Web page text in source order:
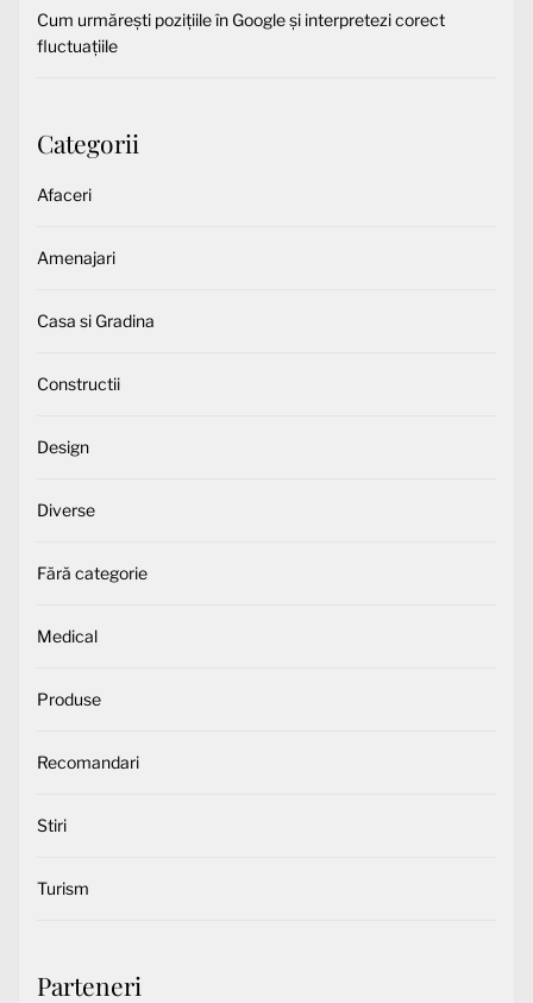
Cum urmărești pozițiile în Google și interpretezi corect
fluctuațiile
Categorii
Afaceri
Amenajari
Casa si Gradina
Constructii
Design
Diverse
Fără categorie
Medical
Produse
Recomandari
Stiri
Turism
Parteneri